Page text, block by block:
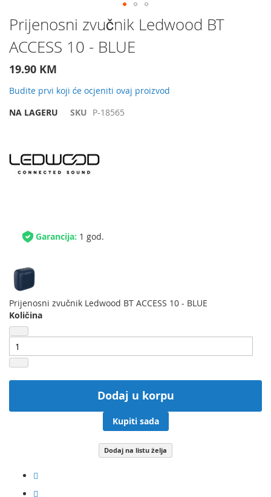
Preskočite
na
početak
galerije
slika
Prijenosni zvučnik Ledwood BT
ACCESS 10 - BLUE
19.90 KM
Budite prvi koji će ocjeniti ovaj proizvod
NA LAGERU
SKU P-18565
Garancija: 1 god.
Prijenosni zvučnik Ledwood BT ACCESS 10 - BLUE
Količina
Dodaj u korpu
Kupiti sada
Dodaj na listu želja